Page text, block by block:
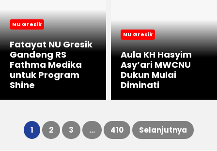
NU Gresik
Fatayat NU Gresik
Gandeng RS
Fathma Medika
untuk Program
Shine
NU Gresik
Aula KH Hasyim
Asy’ari MWCNU
Dukun Mulai
Diminati
Paginasi
1 2 3 410 Selanjutnya